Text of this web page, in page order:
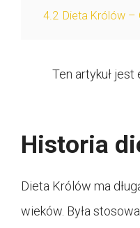
4.2 Dieta Królów –
Ten artykuł
Historia
Dieta Królów ma
wieków. Była